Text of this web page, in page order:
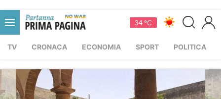
34 °C
TV CRONACA ECONOMIA SPORT POLITICA